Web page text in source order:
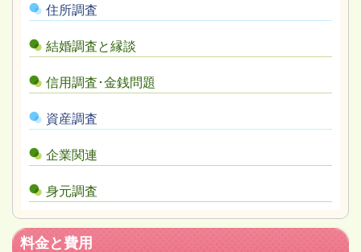
住所調査
結婚調査と縁談
信用調査･金銭問題
資産調査
企業関連
身元調査
料金と費用